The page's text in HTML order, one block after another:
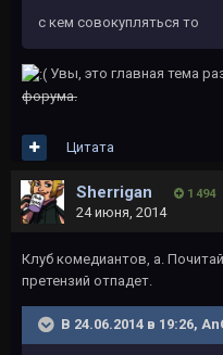
с кем совокупляться то
Увы, это главная тема
форума.
Цитата
Sherrigan 1 494
24 июня, 2014
Клуб комедиантов, а.
претензий отпадет.
В 24.06.2014 в 19:26,